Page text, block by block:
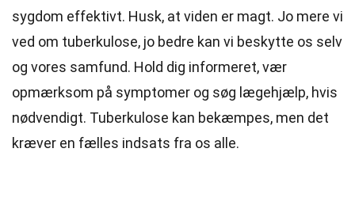
sygdom effektivt. Husk, at viden er magt. Jo mere vi
ved om tuberkulose, jo bedre kan vi beskytte os selv
og vores samfund. Hold dig informeret, vær
opmærksom på symptomer og søg lægehjælp, hvis
nødvendigt. Tuberkulose kan bekæmpes, men det
kræver en fælles indsats fra os alle.